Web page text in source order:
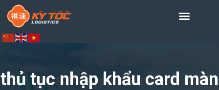
thủ tục nhập khẩu card màn